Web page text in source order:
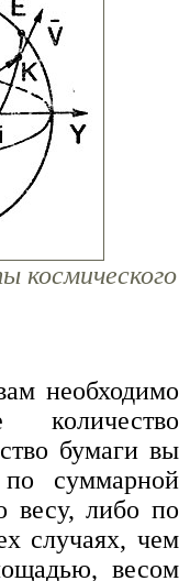
космического
необходимо
количество
бумаги вы
суммарной
весу, либо по
случаях, чем
весом